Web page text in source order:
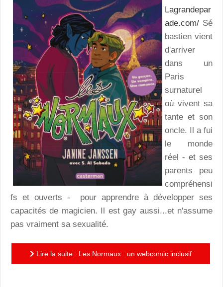
Lagrandepar
ade.com/ Sé
bastien vient
d'arriver
dans un
Paris
surnaturel
où vivent sa
tante et son
oncle. Il a fui
le monde
réel - et ses
parents peu
compréhensi
fs et ouverts - pour apprendre à développer ses
capacités de magicien. Il est gay aussi...et n'assume
pas vraiment sa sexualité.
Lire la suite : Les Normaux : un webcomic inclusif